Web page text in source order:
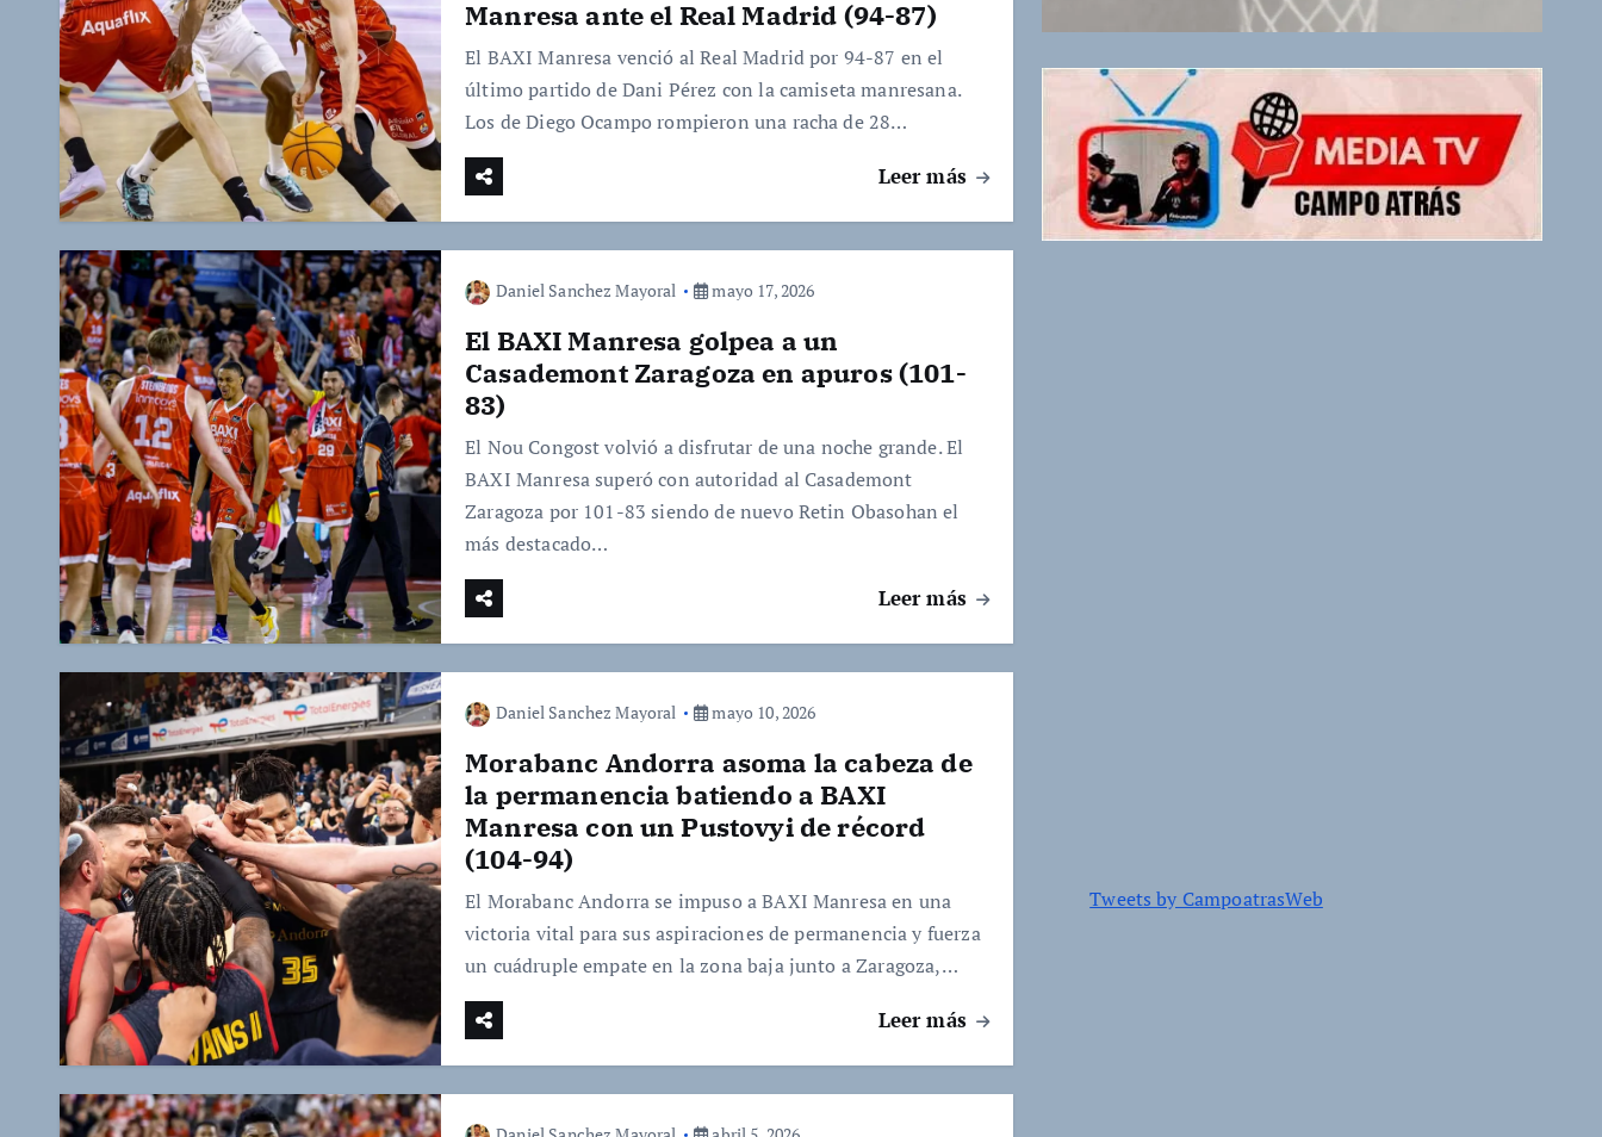
Manresa ante el Real Madrid (94-87)
El BAXI Manresa venció al Real Madrid por 94-87 en el
último partido de Dani Pérez con la camiseta manresana.
Los de Diego Ocampo rompieron una racha de 28…
Leer más
Daniel Sanchez Mayoral mayo 17, 2026
El BAXI Manresa golpea a un
Casademont Zaragoza en apuros (101-
83)
El Nou Congost volvió a disfrutar de una noche grande. El
BAXI Manresa superó con autoridad al Casademont
Zaragoza por 101-83 siendo de nuevo Retin Obasohan el
más destacado…
Leer más
Daniel Sanchez Mayoral mayo 10, 2026
Morabanc Andorra asoma la cabeza de
la permanencia batiendo a BAXI
Manresa con un Pustovyi de récord
(104-94)
El Morabanc Andorra se impuso a BAXI Manresa en una
victoria vital para sus aspiraciones de permanencia y fuerza
un cuádruple empate en la zona baja junto a Zaragoza,…
Leer más
Tweets by CampoatrasWeb